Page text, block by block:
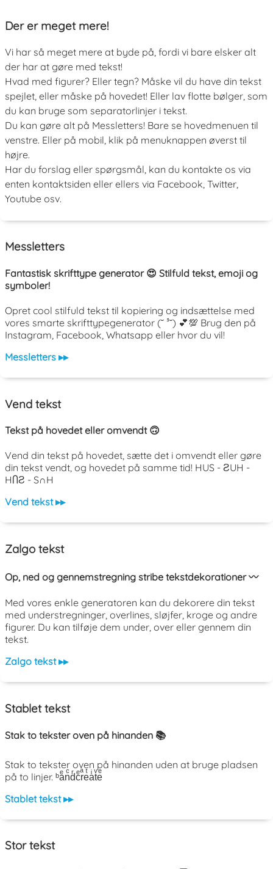
Der er meget mere!
Vi har så meget mere at byde på, fordi vi bare elsker alt
der har at gøre med tekst!
Hvad med figurer? Eller tegn? Måske vil du have din tekst
spejlet, eller måske på hovedet! Eller lav flotte bølger, som
du kan bruge som separatorlinjer i tekst.
Du kan gøre alt på Messletters! Bare se hovedmenuen til
venstre. Eller på mobil, klik på menuknappen øverst til
højre.
Har du forslag eller spørgsmål, kan du kontakte os via
enten kontaktsiden eller ellers via Facebook, Twitter,
Youtube osv.
Messletters
Fantastisk skrifttype generator 😍 Stilfuld tekst, emoji og
symboler!
Opret cool stilfuld tekst til kopiering og indsættelse med
vores smarte skrifttypegenerator (˘ ³˘) 💕💯 Brug den på
Instagram, Facebook, Whatsapp eller hvor du vil!
Messletters ▸▸
Vend tekst
Tekst på hovedet eller omvendt 🙃
Vend din tekst på hovedet, sætte det i omvendt eller gøre
din tekst vendt, og hovedet på samme tid! HUS - ƧUH -
HႶƧ - S∩H
Vend tekst ▸▸
Zalgo tekst
Op, ned og gennemstregning stribe tekstdekorationer 〰️
Med vores enkle generatoren kan du dekorere din tekst
med understregninger, overlines, sløjfer, kroge og andre
figurer. Du kan tilføje dem under, over eller gennem din
tekst.
Zalgo tekst ▸▸
Stablet tekst
Stak to tekster oven på hinanden 📚
Stak to tekster oven på hinanden uden at bruge pladsen
på to linjer. ᵇaͤnͨdͬcͤrͣeͭaͥtͮeͤ
Stablet tekst ▸▸
Stor tekst